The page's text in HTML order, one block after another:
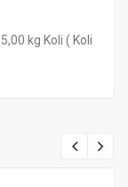
kg Koli ( Koli